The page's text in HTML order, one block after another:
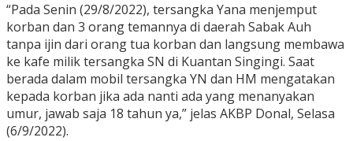
“Pada Senin (29/8/2022), tersangka Yana menjemput
korban dan 3 orang temannya di daerah Sabak Auh
tanpa ijin dari orang tua korban dan langsung membawa
ke kafe milik tersangka SN di Kuantan Singingi. Saat
berada dalam mobil tersangka YN dan HM mengatakan
kepada korban jika ada nanti ada yang menanyakan
umur, jawab saja 18 tahun ya,” jelas AKBP Donal, Selasa
(6/9/2022).